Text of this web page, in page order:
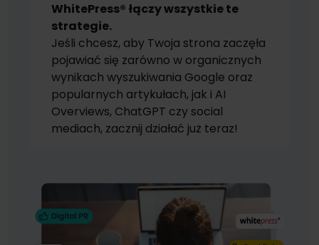
WhitePress® łączy wszystkie te
strategie.
Jeśli chcesz, aby Twoja strona zaczęła
pojawiać się zarówno w organicznych
wynikach wyszukiwania Google oraz
popularnych artykułach, jak i AI
Overviews, ChatGPT czy social
mediach, zacznij działać już teraz!